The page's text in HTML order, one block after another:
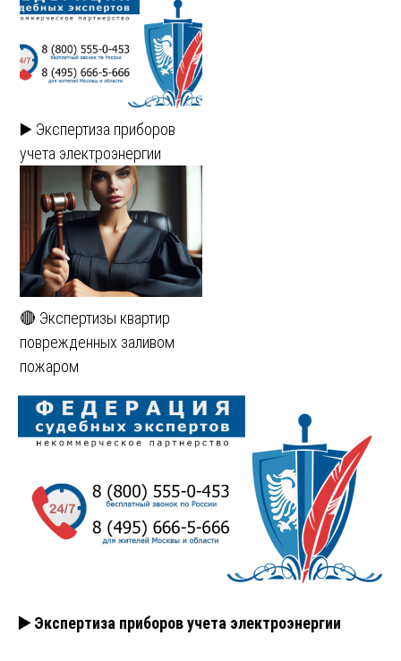
▶️ Экспертиза приборов
учета электроэнергии
🔴 Экспертизы квартир
поврежденных заливом
пожаром
▶️ Экспертиза приборов учета электроэнергии